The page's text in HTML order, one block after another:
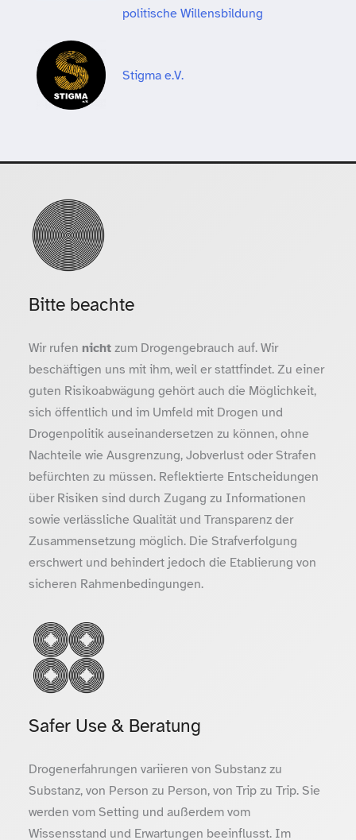
politische Willensbildung
Stigma e.V.
Bitte beachte
Wir rufen nichtzum Drogengebrauch auf. Wir
beschäftigen uns mit ihm, weil er stattfindet. Zu einer
guten Risikoabwägung gehört auch die Möglichkeit,
sich öffentlich und im Umfeld mit Drogen und
Drogenpolitik auseinandersetzen zu können, ohne
Nachteile wie Ausgrenzung, Jobverlust oder Strafen
befürchten zu müssen. Reflektierte Entscheidungen
über Risiken sind durch Zugang zu Informationen
sowie verlässliche Qualität und Transparenz der
Zusammensetzung möglich. Die Strafverfolgung
erschwert und behindert jedoch die Etablierung von
sicheren Rahmenbedingungen.
Safer Use & Beratung
Drogenerfahrungen variieren von Substanz zu
Substanz, von Person zu Person, von Trip zu Trip. Sie
werden vom Setting und außerdem vom
Wissensstand und Erwartungen beeinflusst. Im